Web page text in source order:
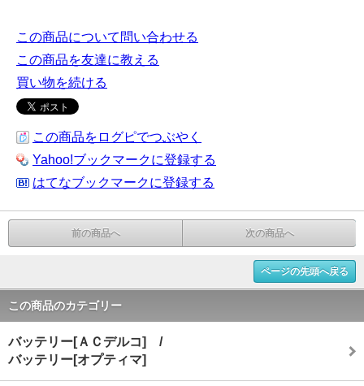
この商品について問い合わせる
この商品を友達に教える
買い物を続ける
この商品をログピでつぶやく
Yahoo!ブックマークに登録する
はてなブックマークに登録する
前の商品へ 次の商品へ
ページの先頭へ戻る
この商品のカテゴリー
バッテリー[ＡＣデルコ] /
バッテリー[オプティマ]